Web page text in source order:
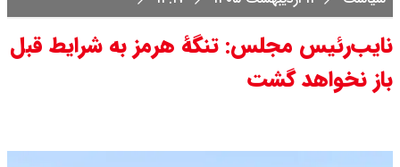
نایب‌رئیس مجلس: تنگۀ هرمز به شرایط قبل
باز نخواهد گشت